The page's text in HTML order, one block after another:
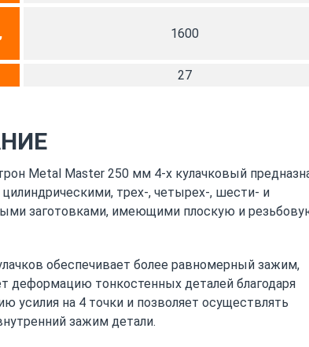
1600
27
Metal Master 250 мм 4-х кулачковый
трех-, четырех-, шести- и
заготовками, имеющими плоскую и
обеспечивает более равномерный зажим,
деформацию тонкостенных деталей благодаря
усилия на 4 точки и позволяет осуществлять
зажим детали.